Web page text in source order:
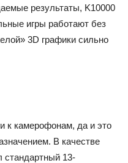
результаты, K10000
игры работают без
3D графики сильно
к камерофонам, да и это
В качестве
стандартный 13-